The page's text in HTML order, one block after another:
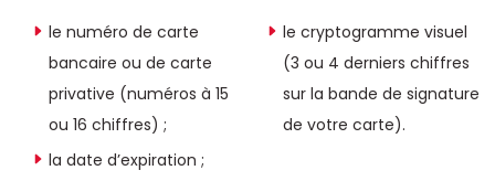
le numéro de carte
bancaire ou de carte
privative (numéros à 15
ou 16 chiffres) ;
la date d’expiration ;
le cryptogramme visuel
(3 ou 4 derniers chiffres
sur la bande de signature
de votre carte).